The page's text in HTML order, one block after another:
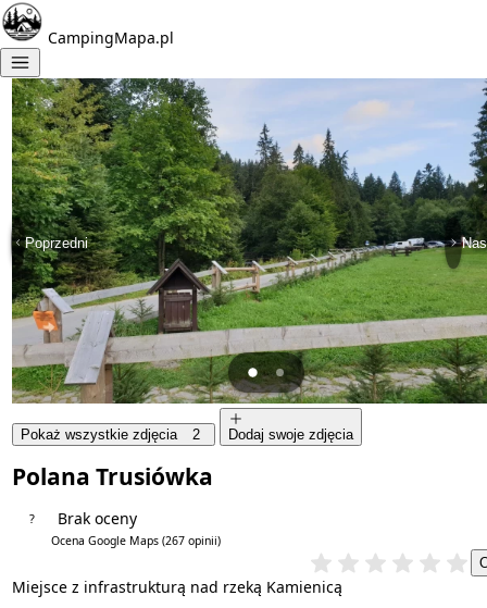
CampingMapa.pl
Poprzedni
Pokaż wszystkie zdjęcia 2 Dodaj swoje zdjęcia
Polana Trusiówka
? Brak oceny
Ocena Google Maps(267 opinii)
Miejsce z infrastrukturą nad rzeką Kamienicą